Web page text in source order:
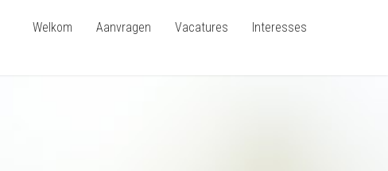
Welkom Aanvragen Vacatures Interesses